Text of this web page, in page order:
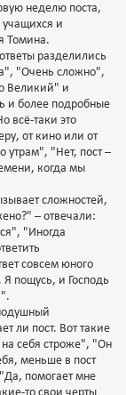
неделю поста,
учащихся и
Томина.
разделились
"Очень сложно",
Великий" и
и более подробные
всё-таки это
от кино или от
утрам", "Нет, пост –
когда мы
сложностей,
– отвечали:
"Иногда
совсем юного
пощусь, и Господь
ли пост. Вот такие
себя строже", "Он
меньше в пост
помогает мне